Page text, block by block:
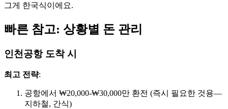
그게 한국식이에요.
빠른 참고: 상황별 돈 관리
인천공항 도착 시
최고 전략:
공항에서 ₩20,000-₩30,000만 환전 (즉시 필요한 것용—
지하철, 간식)